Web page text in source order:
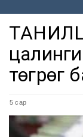
төгрөг
5 сар